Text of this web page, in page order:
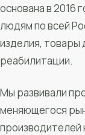
основана в 2016
людям по всей
изделия, товары
реабилитации.
Мы развивали
меняющегося
производителей